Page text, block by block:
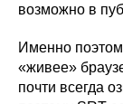
возможно в
Именно
«живее»
почти всегда